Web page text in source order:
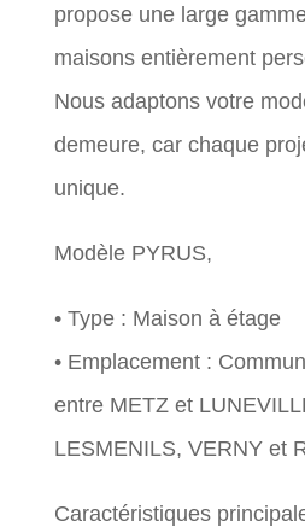
propose une large
maisons entièrement
Nous adaptons votre
demeure, car chaque
unique.
Modèle PYRUS,
• Type : Maison à étage
• Emplacement :
entre METZ et
LESMENILS, VERNY et
Caractéristiques